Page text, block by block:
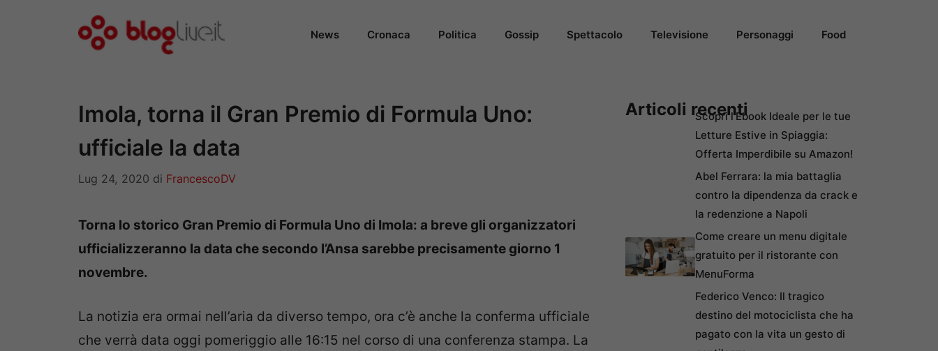
News Cronaca Politica Gossip Spettacolo Televisione Personaggi Food
Imola, torna il Gran Premio di Formula Uno:
ufficiale la data
Lug 24, 2020 di FrancescoDV
Torna lo storico Gran Premio di Formula Uno di Imola: a breve gli organizzatori
ufficializzeranno la data che secondo l’Ansa sarebbe precisamente giorno 1
novembre.
La notizia era ormai nell’aria da diverso tempo, ora c’è anche la conferma ufficiale
che verrà data oggi pomeriggio alle 16:15 nel corso di una conferenza stampa. La
Articoli recentiScopri l’Ebook Ideale per le tue
Letture Estive in Spiaggia:
Offerta Imperdibile su Amazon!
Abel Ferrara: la mia battaglia
contro la dipendenza da crack e
la redenzione a Napoli
Come creare un menu digitale
gratuito per il ristorante con
MenuForma
Federico Venco: Il tragico
destino del motociclista che ha
pagato con la vita un gesto di